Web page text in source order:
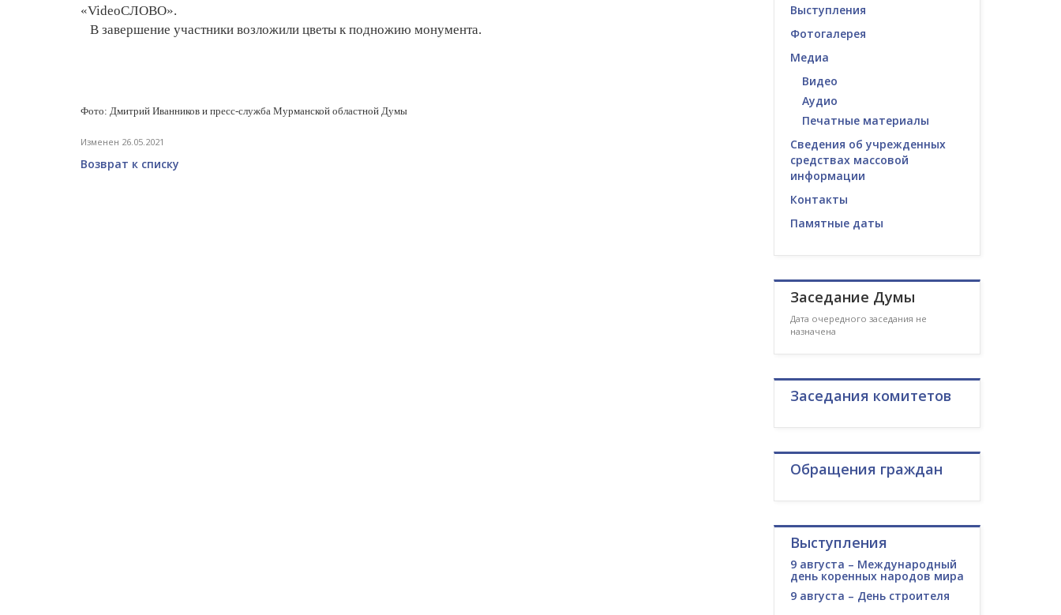
«VideoСЛОВО».
В завершение участники возложили цветы к подножию монумента.
Фото: Дмитрий Иванников и пресс-служба Мурманской областной Думы
Изменен 26.05.2021
Возврат к списку
Выступления
Фотогалерея
Медиа
Видео
Аудио
Печатные материалы
Сведения об учрежденных
средствах массовой
информации
Контакты
Памятные даты
Заседание Думы
Дата очередного заседания не
назначена
Заседания комитетов
Обращения граждан
Выступления
9 августа – Международный
день коренных народов мира
9 августа – День строителя